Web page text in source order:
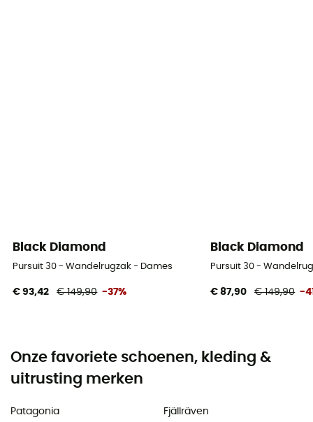
Black Diamond
Pursuit 30 - Wandelrugzak - Dames
€ 93,42 € 149,90 -37%
Black Diamond
Pursuit 30 -
€ 87,90 € 149,90 -
Onze favoriete schoenen, kleding &
uitrusting merken
Patagonia
Fjällräven